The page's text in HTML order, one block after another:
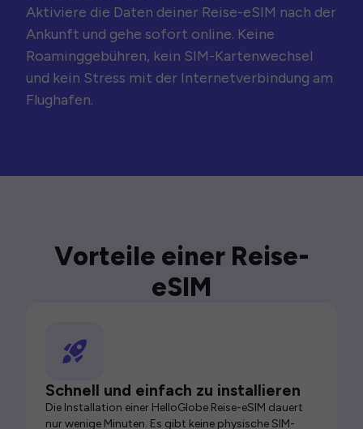
Aktiviere die Daten deiner Reise-eSIM nach der
Ankunft und gehe sofort online. Keine
Roaminggebühren, kein SIM-Kartenwechsel
und kein Stress mit der Internetverbindung am
Flughafen.
Vorteile einer Reise-
eSIM
Schnell und einfach zu installieren
Die Installation einer HelloGlobe Reise-eSIM dauert
nur wenige Minuten. Es gibt keine physische SIM-